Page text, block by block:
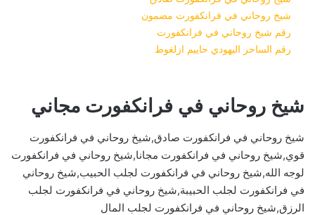
شيخ روحاني في فرانكفورت مضمون
رقم شيخ روحاني في فرانكفورت
رقم الساحر اليهودي حاييم ازلغوط
شيخ روحاني في فرانكفورت مجاني
شيخ روحاني في فرانكفورت صادق,شيخ روحاني في فرانكفورت
قوي,شيخ روحاني في فرانكفورت مجانا,شيخ روحاني في فرانكفورت
لوجه الله,شيخ روحاني في فرانكفورت لجلب الحبيب,شيخ روحاني
في فرانكفورت لجلب الحبيبة,شيخ روحاني في فرانكفورت لجلب
الرزق,شيخ روحاني في فرانكفورت لجلب المال